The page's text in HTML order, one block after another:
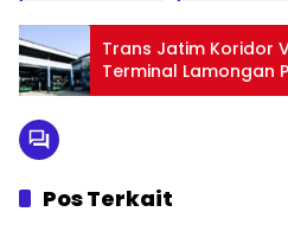
Trans Jatim Koridor
Terminal Lamongan
Pos Terkait